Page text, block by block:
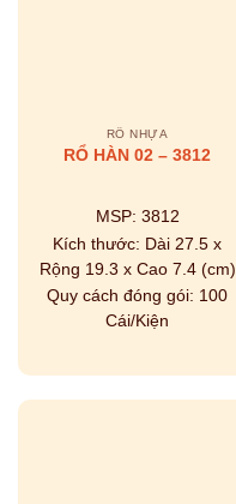
RỔ NHỰA
RỔ HÀN 02 – 3812
MSP: 3812
Kích thước: Dài 27.5 x
Rộng 19.3 x Cao 7.4 (cm)
Quy cách đóng gói: 100
Cái/Kiện